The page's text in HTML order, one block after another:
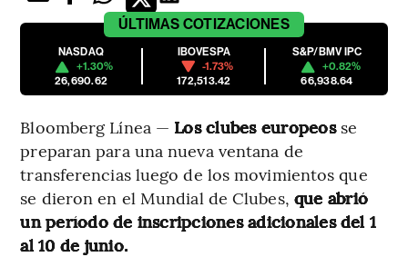
ÚLTIMAS COTIZACIONES
NASDAQ
+1.30%
26,690.62
IBOVESPA
-1.73%
172,513.42
S&P/BMV IPC
+0.82%
66,938.64
Bloomberg Línea — Los clubes europeosse
preparan para una nueva ventana de
transferencias luego de los movimientos que
se dieron en el Mundial de Clubes, que abrió
un período de inscripciones adicionales del 1
al 10 de junio.